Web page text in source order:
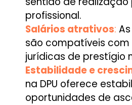
profissional.
Salários atrativos:
são compatíveis
jurídicas de prestígio
Estabilidade e
na DPU oferece
oportunidades de